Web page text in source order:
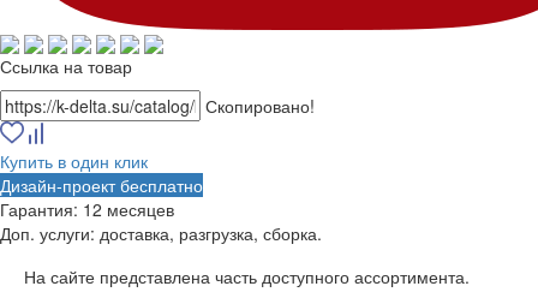
Ссылка на товар
Скопировано!
Купить в один клик
Дизайн-проект бесплатно
Гарантия: 12 месяцев
Доп. услуги: доставка, разгрузка, сборка.
На сайте представлена часть доступного ассортимента.